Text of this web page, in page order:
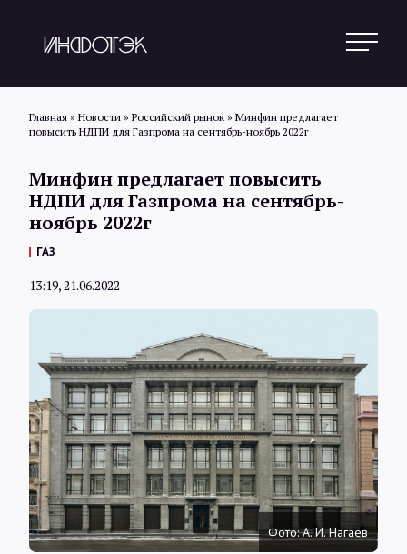
Обзоры
Интервью
Карты
О нас
Главная » Новости » Российский рынок » Минфин предлагает
повысить НДПИ для Газпрома на сентябрь-ноябрь 2022г
Минфин предлагает повысить
НДПИ для Газпрома на сентябрь-
ноябрь 2022г
ГАЗ
13:19, 21.06.2022
Фото: А. И. Нагаев